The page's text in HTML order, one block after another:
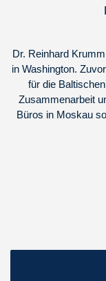
Dr. Reinhard
in Washington.
für die
Zusammenarbeit
Büros in Moskau